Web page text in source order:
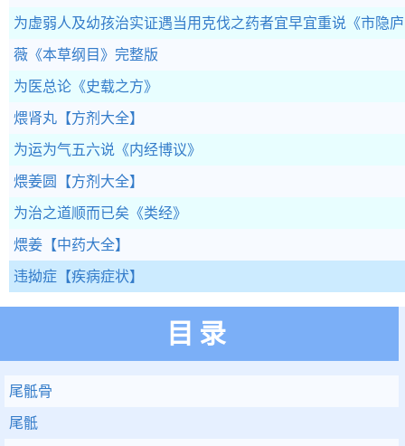
为虚弱人及幼孩治实证遇当用克伐之药者宜早宜重说 《市隐
薇 《本草纲目》完整版
为医总论 《史载之方》
煨肾丸 【方剂大全】
为运为气五六说 《内经博议》
煨姜圆 【方剂大全】
为治之道顺而已矣 《类经》
煨姜 【中药大全】
违拗症 【疾病症状】
目录
尾骶骨
尾骶